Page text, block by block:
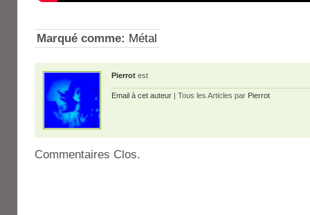
Marqué comme: Métal
Pierrot est
Email à cet auteur | Tous les Articles par Pierrot
Commentaires Clos.